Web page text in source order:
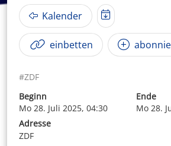
Kalender
einbetten
#ZDF
Beginn
Mo 28. Juli 2025, 04:30
Ende
Mo 28.
Adresse
ZDF